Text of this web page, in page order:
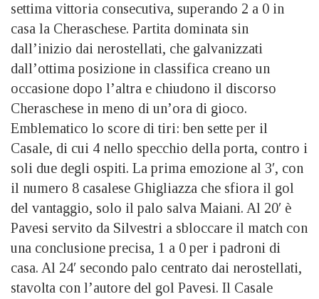
settima vittoria consecutiva, superando 2 a 0 in
casa la Cheraschese. Partita dominata sin
dall’inizio dai nerostellati, che galvanizzati
dall’ottima posizione in classifica creano un
occasione dopo l’altra e chiudono il discorso
Cheraschese in meno di un’ora di gioco.
Emblematico lo score di tiri: ben sette per il
Casale, di cui 4 nello specchio della porta, contro i
soli due degli ospiti. La prima emozione al 3′, con
il numero 8 casalese Ghigliazza che sfiora il gol
del vantaggio, solo il palo salva Maiani. Al 20′ è
Pavesi servito da Silvestri a sbloccare il match con
una conclusione precisa, 1 a 0 per i padroni di
casa. Al 24′ secondo palo centrato dai nerostellati,
stavolta con l’autore del gol Pavesi. Il Casale